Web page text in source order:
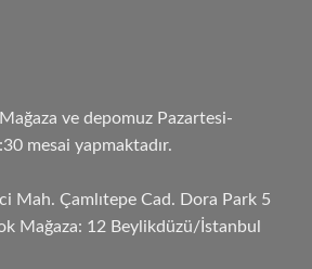
ve depomuz Pazartesi-
mesai yapmaktadır.
Mah. Çamlıtepe Cad. Dora Park 5
Mağaza: 12 Beylikdüzü/İstanbul